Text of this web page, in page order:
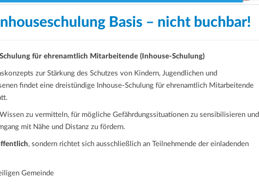
Basis – nicht buchbar!
für ehrenamtlich Mitarbeitende (Inhouse-Schulung)
zur Stärkung des Schutzes von Kindern, Jugendlichen und
findet eine dreistündige Inhouse-Schulung für ehrenamtlich Mitarbeitende
zu vermitteln, für mögliche Gefährdungssituationen zu sensibilisieren und
mit Nähe und Distanz zu fördern.
, sondern richtet sich ausschließlich an Teilnehmende der einladenden
Gemeinde